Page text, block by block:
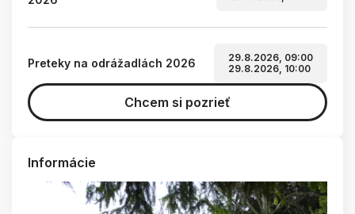
Preteky na odrážadlách 2026
29.8.2026, 09:00
29.8.2026, 10:00
Chcem si pozrieť
Informácie